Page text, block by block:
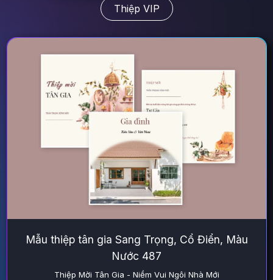
Thiệp VIP
Mẫu thiệp tân gia Sang Trọng, Cổ Điển, Màu
Nước 487
Thiệp Mời Tân Gia - Niềm Vui Ngôi Nhà Mới